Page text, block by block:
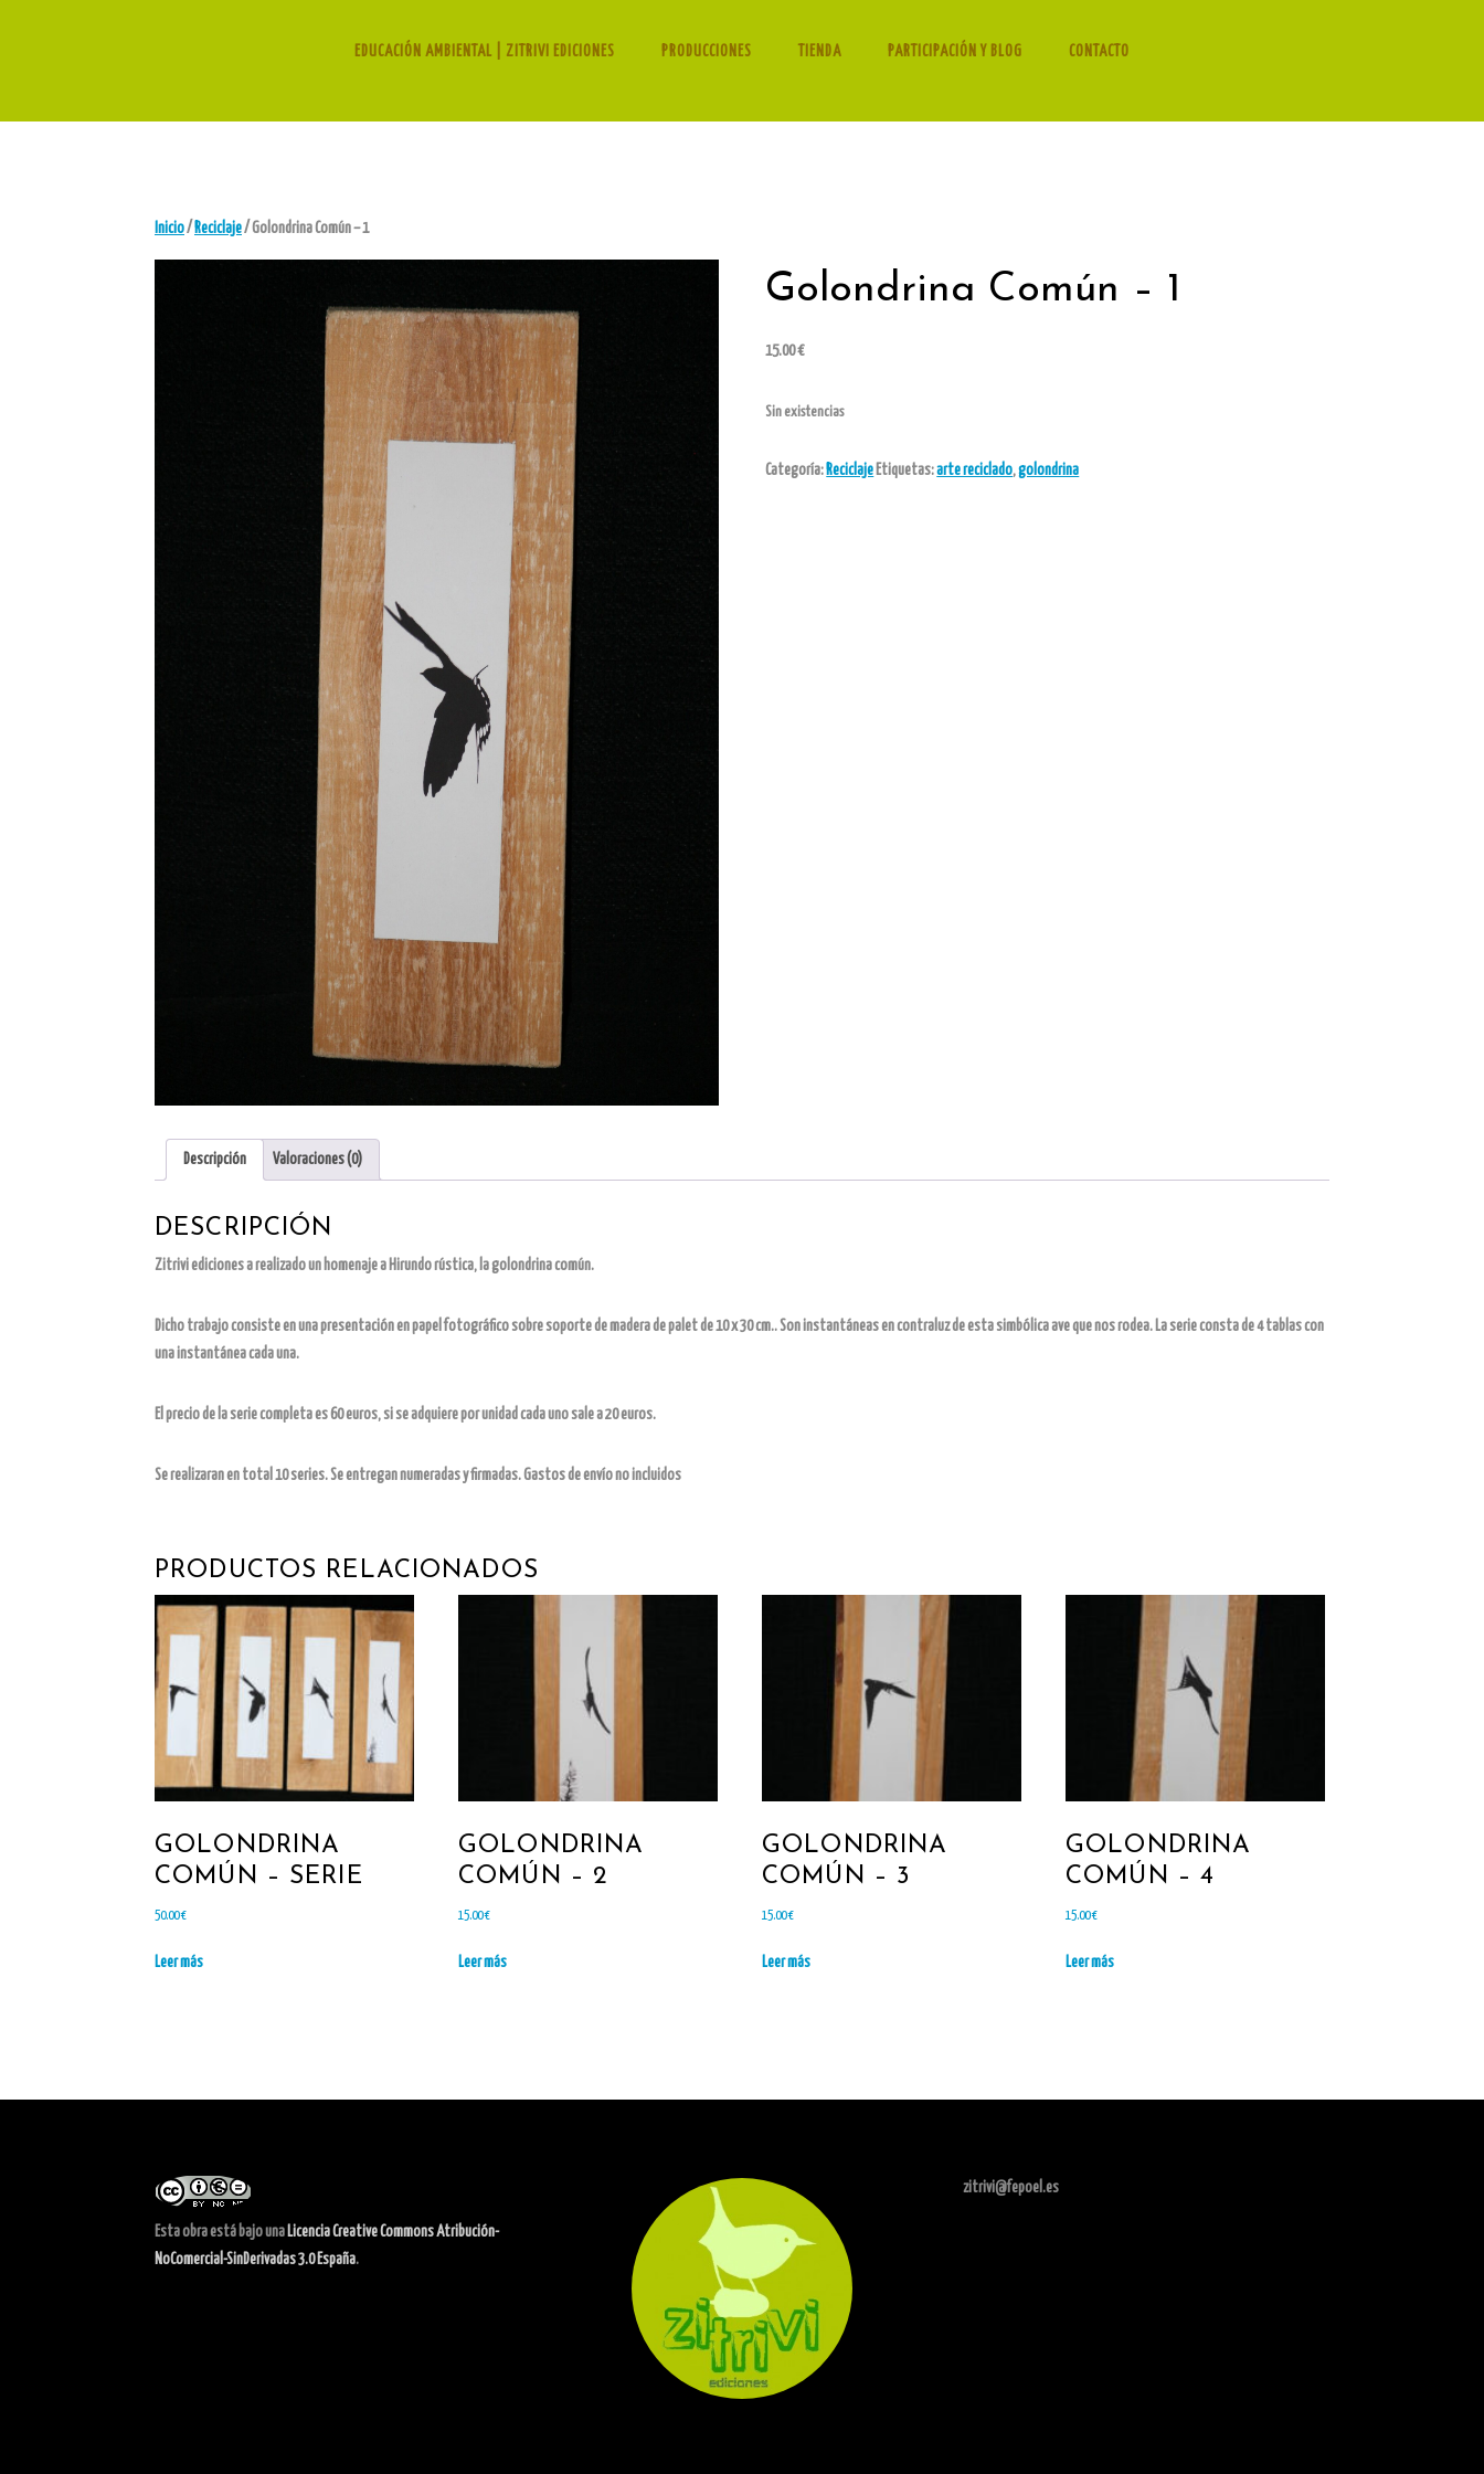
EDUCACIÓN AMBIENTAL | ZITRIVI EDICIONES PRODUCCIONES TIENDA PARTICIPACIÓN Y BLOG CONTACTO
Inicio/Reciclaje/ Golondrina Común – 1
Golondrina Común – 1
15.00€
Sin existencias
Categoría:Reciclaje Etiquetas:arte reciclado,golondrina
Descripción Valoraciones (0)
DESCRIPCIÓN
Zitrivi ediciones a realizado un homenaje a Hirundo rústica, la golondrina común.
Dicho trabajo consiste en una presentación en papel fotográfico sobre soporte de madera de palet de 10 x 30 cm.. Son instantáneas en contraluz de esta simbólica ave que nos rodea. La serie consta de 4 tablas con
una instantánea cada una.
El precio de la serie completa es 60 euros, si se adquiere por unidad cada uno sale a 20 euros.
Se realizaran en total 10 series. Se entregan numeradas y firmadas. Gastos de envío no incluidos
PRODUCTOS RELACIONADOS
GOLONDRINA
COMÚN – SERIE
50.00€
Leer más
GOLONDRINA
COMÚN – 2
15.00€
Leer más
GOLONDRINA
COMÚN – 3
15.00€
Leer más
GOLONDRINA
COMÚN – 4
15.00€
Leer más
Esta obra está bajo una Licencia Creative Commons Atribución-
NoComercial-SinDerivadas 3.0 España.
zitrivi@fepoel.es